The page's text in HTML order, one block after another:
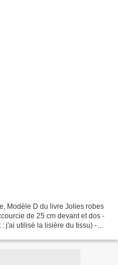
Modèle D du livre Jolies robes
de 25 cm devant et dos -
j'ai utilisé la lisière du tissu) -